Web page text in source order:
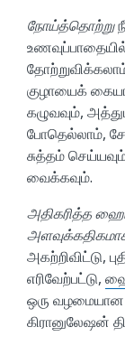
நோய்த்தொற்று
குழாயைக்
கழுவவும்,
போதெல்லாம்,
சுத்தம்
வைக்கவும்.
அதிகரித்த
அகற்றிவிட்டு,
எரிவேற்பட்டு,
ஒரு வழமையான
கிரானுலேஷன்